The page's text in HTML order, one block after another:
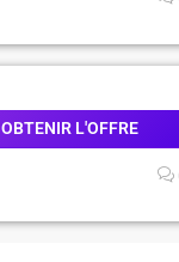
OBTENIR L'OFFRE